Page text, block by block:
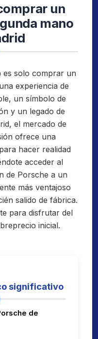
un
mano
es solo comprar un
experiencia de
un símbolo de
y un legado de
el mercado de
ofrece una
hacer realidad
acceder al
de Porsche a un
más ventajoso
salido de fábrica.
para disfrutar del
inicial.
significativo
de